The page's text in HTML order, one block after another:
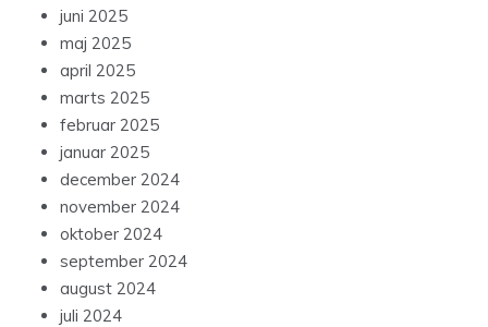
juni 2025
maj 2025
april 2025
marts 2025
februar 2025
januar 2025
december 2024
november 2024
oktober 2024
september 2024
august 2024
juli 2024